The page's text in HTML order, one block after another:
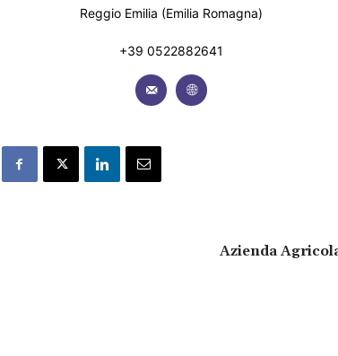
Reggio Emilia (Emilia Romagna)
+39 0522882641
Azienda